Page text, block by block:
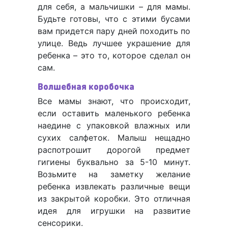
для себя, а мальчишки – для мамы.
Будьте готовы, что с этими бусами
вам придется пару дней походить по
улице. Ведь лучшее украшение для
ребенка – это то, которое сделал он
сам.
Волшебная коробочка
Все мамы знают, что происходит,
если оставить маленького ребенка
наедине с упаковкой влажных или
сухих салфеток. Малыш нещадно
распотрошит дорогой предмет
гигиены буквально за 5-10 минут.
Возьмите на заметку желание
ребенка извлекать различные вещи
из закрытой коробки. Это отличная
идея для игрушки на развитие
сенсорики.